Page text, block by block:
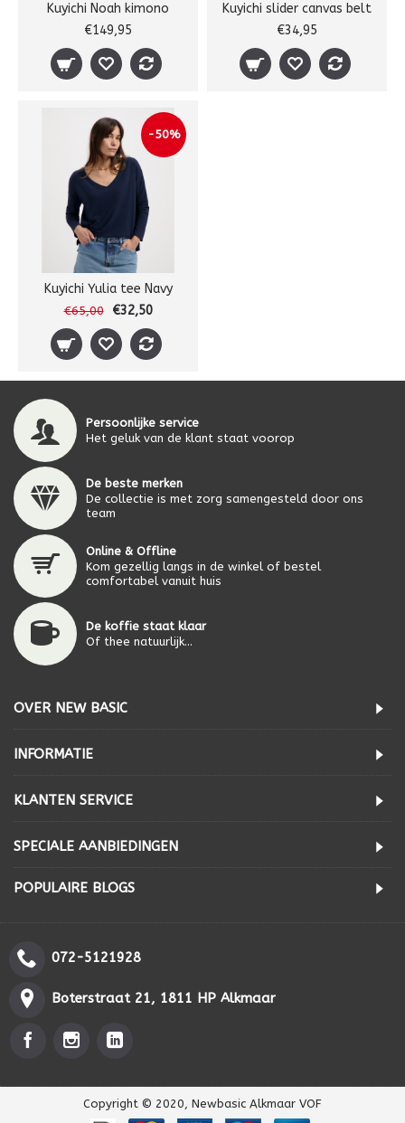
Kuyichi Noah kimono
€149,95
Kuyichi slider canvas belt
€34,95
-50%
Kuyichi Yulia tee Navy
€65,00 €32,50
Persoonlijke service
Het geluk van de klant staat voorop
De beste merken
De collectie is met zorg samengesteld door ons
team
Online & Offline
Kom gezellig langs in de winkel of bestel
comfortabel vanuit huis
De koffie staat klaar
Of thee natuurlijk...
OVER NEW BASIC
INFORMATIE
KLANTEN SERVICE
SPECIALE AANBIEDINGEN
POPULAIRE BLOGS
072-5121928
Boterstraat 21, 1811 HP Alkmaar
Copyright © 2020, Newbasic Alkmaar VOF